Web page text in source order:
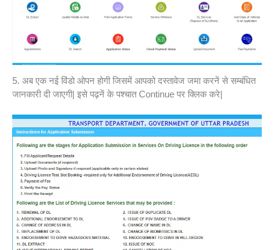
5. अब एक नई विंडो ओपन होगी जिसमें आपको दस्तावेज जमा करनें से सम्बंधित
जानकारी दी जाएगी| इसे पढ़नें के पश्चात Continue पर क्लिक करे|